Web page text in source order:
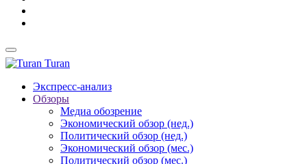
Turan
Экспресс-анализ
Обзоры
Медиа обозрение
Экономический обзор (нед.)
Политический обзор (нед.)
Экономический обзор (мес.)
Политический обзор (мес.)